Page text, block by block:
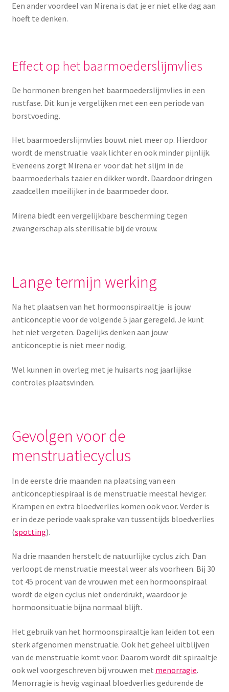
Een ander voordeel van Mirena is dat je er niet elke dag aan
hoeft te denken.
Effect op het baarmoederslijmvlies
De hormonen brengen het baarmoederslijmvlies in een
rustfase. Dit kun je vergelijken met een een periode van
borstvoeding.
Het baarmoederslijmvlies bouwt niet meer op. Hierdoor
wordt de menstruatie vaak lichter en ook minder pijnlijk.
Eveneens zorgt Mirena er voor dat het slijm in de
baarmoederhals taaier en dikker wordt. Daardoor dringen
zaadcellen moeilijker in de baarmoeder door.
Mirena biedt een vergelijkbare bescherming tegen
zwangerschap als sterilisatie bij de vrouw.
Lange termijn werking
Na het plaatsen van het hormoonspiraaltje is jouw
anticonceptie voor de volgende 5 jaar geregeld. Je kunt
het niet vergeten. Dagelijks denken aan jouw
anticonceptie is niet meer nodig.
Wel kunnen in overleg met je huisarts nog jaarlijkse
controles plaatsvinden.
Gevolgen voor de
menstruatiecyclus
In de eerste drie maanden na plaatsing van een
anticonceptiespiraal is de menstruatie meestal heviger.
Krampen en extra bloedverlies komen ook voor. Verder is
er in deze periode vaak sprake van tussentijds bloedverlies
(spotting).
Na drie maanden herstelt de natuurlijke cyclus zich. Dan
verloopt de menstruatie meestal weer als voorheen. Bij 30
tot 45 procent van de vrouwen met een hormoonspiraal
wordt de eigen cyclus niet onderdrukt, waardoor je
hormoonsituatie bijna normaal blijft.
Het gebruik van het hormoonspiraaltje kan leiden tot een
sterk afgenomen menstruatie. Ook het geheel uitblijven
van de menstruatie komt voor. Daarom wordt dit spiraaltje
ook wel voorgeschreven bij vrouwen met menorragie.
Menorragie is hevig vaginaal bloedverlies gedurende de